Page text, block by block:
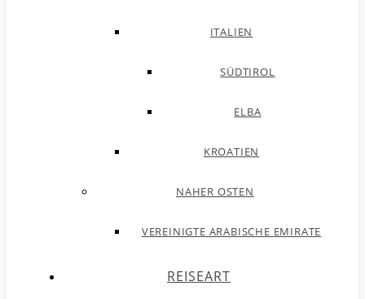
ITALIEN
SÜDTIROL
ELBA
KROATIEN
NAHER OSTEN
VEREINIGTE ARABISCHE EMIRATE
REISEART